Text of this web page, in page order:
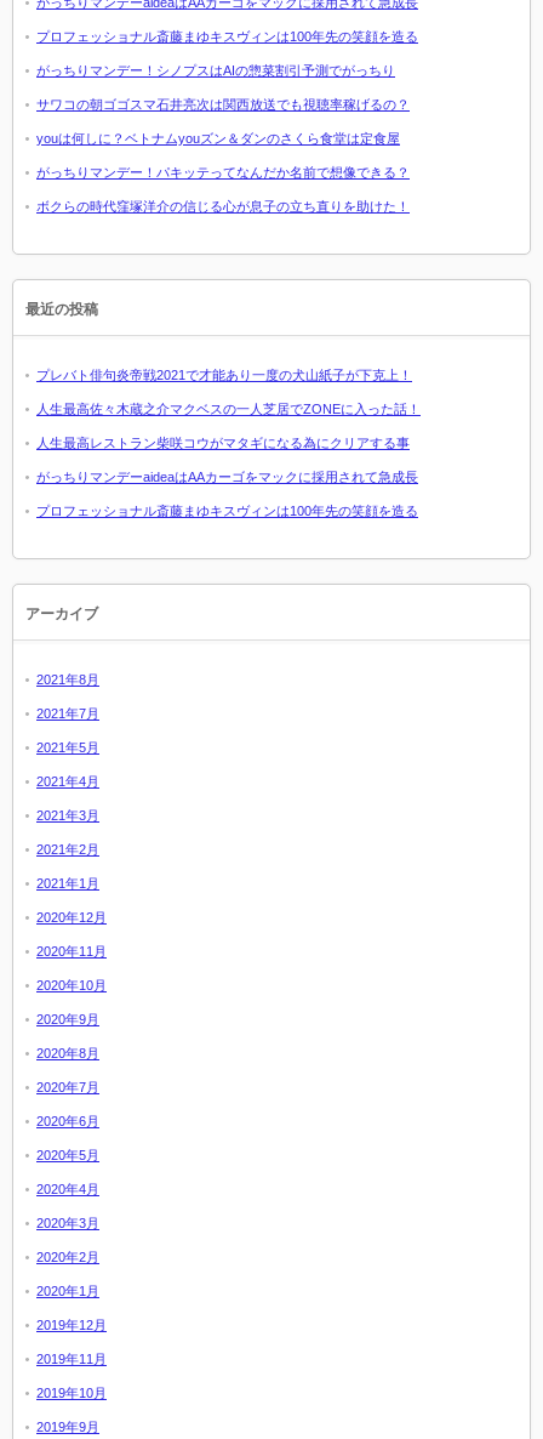
プロフェッショナル斎藤まゆキスヴィンは100年先の笑顔を造る
がっちりマンデー！シノプスはAIの惣菜割引予測でがっちり
サワコの朝ゴゴスマ石井亮次は関西放送でも視聴率稼げるの？
youは何しに？ベトナムyouズン＆ダンのさくら食堂は定食屋
がっちりマンデー！パキッテってなんだか名前で想像できる？
ボクらの時代窪塚洋介の信じる心が息子の立ち直りを助けた！
最近の投稿
プレバト俳句炎帝戦2021で才能あり一度の犬山紙子が下克上！
人生最高佐々木蔵之介マクベスの一人芝居でZONEに入った話！
人生最高レストラン柴咲コウがマタギになる為にクリアする事
がっちりマンデーaideaはAAカーゴをマックに採用されて急成長
プロフェッショナル斎藤まゆキスヴィンは100年先の笑顔を造る
アーカイブ
2021年8月
2021年7月
2021年5月
2021年4月
2021年3月
2021年2月
2021年1月
2020年12月
2020年11月
2020年10月
2020年9月
2020年8月
2020年7月
2020年6月
2020年5月
2020年4月
2020年3月
2020年2月
2020年1月
2019年12月
2019年11月
2019年10月
2019年9月